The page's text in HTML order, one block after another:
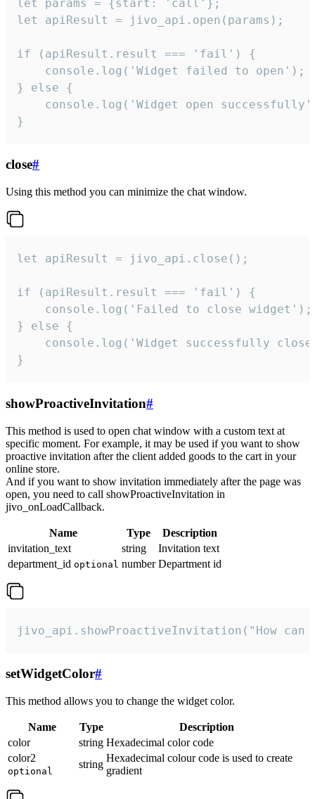
let params = {start: 'call'};
let apiResult = jivo_api.open(params);
if (apiResult.result === 'fail') {
    console.log('Widget failed to open');
} else {
console.log('Widget open
}
close#
Using this method you can minimize the chat window.
let apiResult = jivo_api.close();
if (apiResult.result === 'fail') {
    console.log('Failed to close widget');
} else {
console.log('Widget successfully
}
showProactiveInvitation#
This method is used to open chat window with a custom text at
specific moment. For example, it may be used if you want to show
proactive invitation after the client added goods to the cart in your
online store.
And if you want to show invitation immediately after the page was
open, you need to call showProactiveInvitation in
jivo_onLoadCallback.
Name Type
Description
invitation_text
string
Invitation text
department_id optional number Department id
jivo_api.showProactiveInvitation("How
setWidgetColor#
This method allows you to change the widget color.
Name Type
Description
color
string Hexadecimal color code
color2
optional
string
Hexadecimal colour code is used to create
gradient